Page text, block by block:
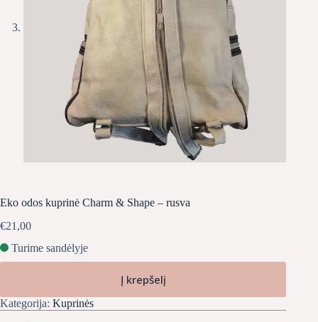
Eko odos kuprinė Charm & Shape – rusva
€21,00
Turime sandėlyje
Į krepšelį
Kategorija: Kuprinės